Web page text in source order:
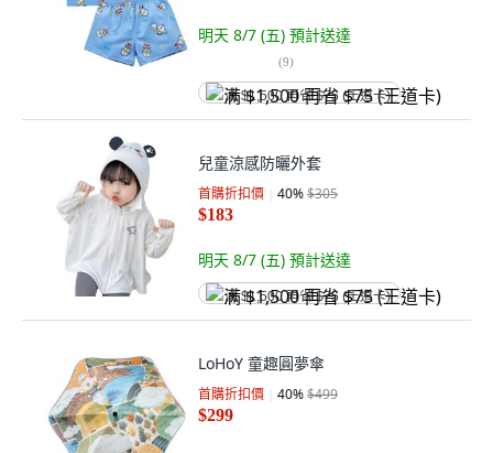
明天 8/7 (五) 預計送達
(9)
满 $1,500 再省 $75 (王道卡)
兒童涼感防曬外套
首購折扣價 40%$305
$183
明天 8/7 (五) 預計送達
满 $1,500 再省 $75 (王道卡)
LoHoY 童趣圓夢傘
首購折扣價 40%$499
$299